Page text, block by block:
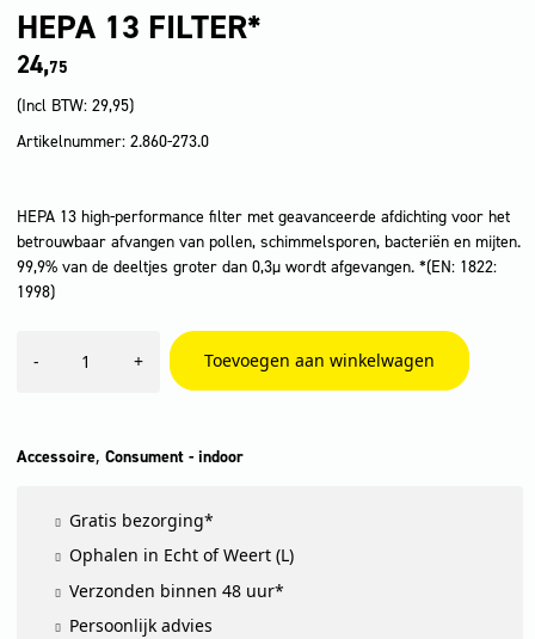
HEPA 13 FILTER*
24,75
(Incl BTW: 29,95)
Artikelnummer: 2.860-273.0
HEPA 13 high-performance filter met geavanceerde afdichting voor het
betrouwbaar afvangen van pollen, schimmelsporen, bacteriën en mijten.
99,9% van de deeltjes groter dan 0,3µ wordt afgevangen. *(EN: 1822:
1998)
- + Toevoegen aan winkelwagen
Accessoire, Consument - indoor
Gratis bezorging*
Ophalen in Echt of Weert (L)
Verzonden binnen 48 uur*
Persoonlijk advies